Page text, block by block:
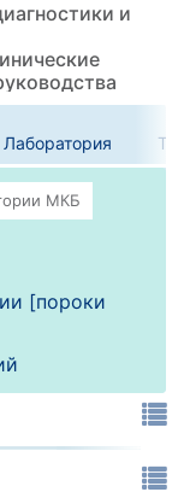
и
Лаборатория
[пороки